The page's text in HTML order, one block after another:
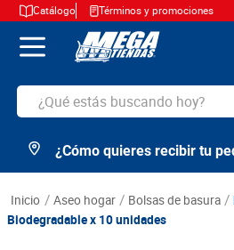
Catálogo Términos y promociones
¿Qué estás buscando hoy?
TÉRMINOS MÁS BUSCADOS
2.
arroz
¿Cómo quieres recibir tu
aseo hogar bolsas de basura
Biodegradable x 10 unidades